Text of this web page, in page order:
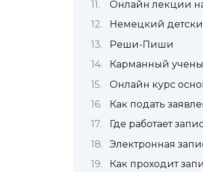
Онлайн лекции
Немецкий
Реши-Пиши
Карманный
Онлайн курс
Как подать
Где работает
Электронная
Как проходит